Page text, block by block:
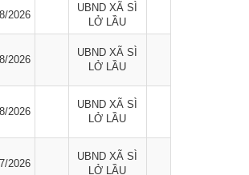
2026
UBND XÃ SÌ
LỞ LẦU
2026
UBND XÃ SÌ
LỞ LẦU
2026
UBND XÃ SÌ
LỞ LẦU
2026
UBND XÃ SÌ
LỞ LẦU